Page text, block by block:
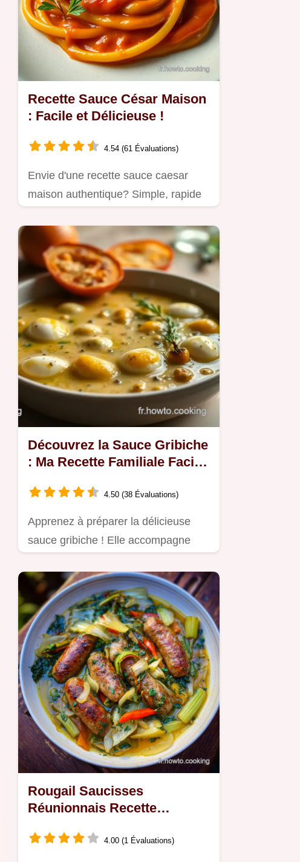
Recette Sauce César Maison
: Facile et Délicieuse !
4.54 (61 Évaluations)
Envie d'une recette sauce caesar
maison authentique? Simple, rapide
Découvrez la Sauce Gribiche
: Ma Recette Familiale Facile
4.50 (38 Évaluations)
Apprenez à préparer la délicieuse
sauce gribiche ! Elle accompagne
Rougail Saucisses
Réunionnais Recette
4.00 (1 Évaluations)